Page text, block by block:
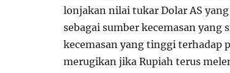
lonjakan nilai tukar Dolar AS
sebagai sumber kecemasan
kecemasan yang tinggi terhadap
merugikan jika Rupiah terus